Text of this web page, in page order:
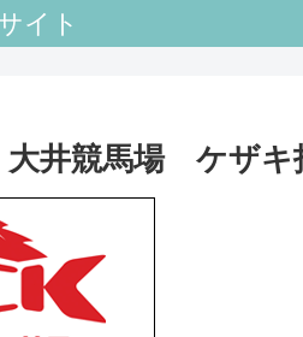
イト
井競馬場 ケザキ